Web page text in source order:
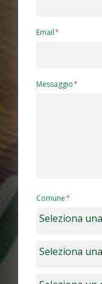
Email
Messaggio
Comune